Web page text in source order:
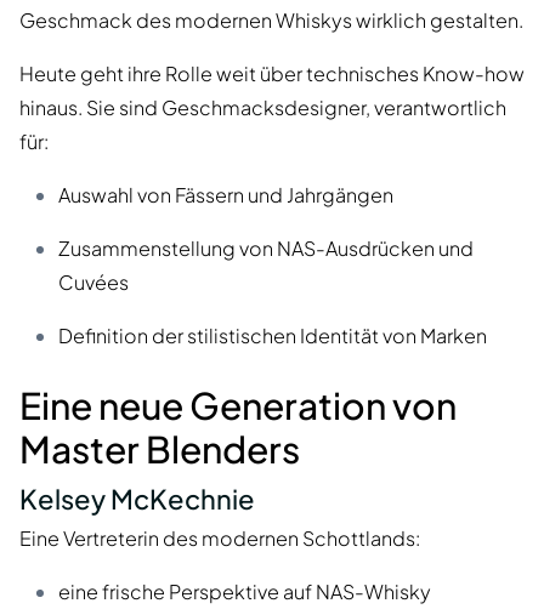
Geschmack des modernen Whiskys wirklich gestalten.
Heute geht ihre Rolle weit über technisches Know-how
hinaus. Sie sind Geschmacksdesigner, verantwortlich
für:
Auswahl von Fässern und Jahrgängen
Zusammenstellung von NAS-Ausdrücken und
Cuvées
Definition der stilistischen Identität von Marken
Eine neue Generation von
Master Blenders
Kelsey McKechnie
Eine Vertreterin des modernen Schottlands:
eine frische Perspektive auf NAS-Whisky